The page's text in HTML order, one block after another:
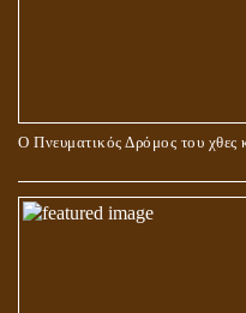
Ο Πνευματικός Δρόμος του χθες
ΚΑΙ ΜΕ ΕΝΑΡΕΤΗ ΖΩΗ;